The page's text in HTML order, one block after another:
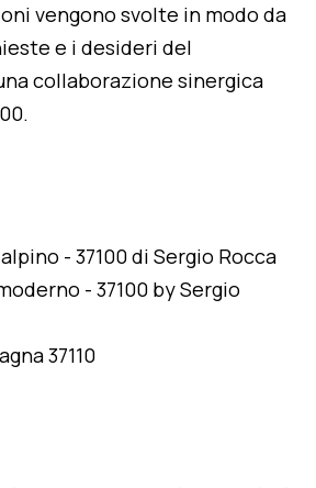
vengono svolte in modo da
e i desideri del
collaborazione sinergica